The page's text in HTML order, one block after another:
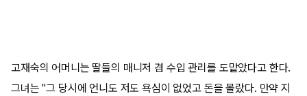
고재숙의 어머니는 딸들의 매니저 겸 수입 관리를 도맡았다고 한다.
그녀는 "그 당시에 언니도 저도 욕심이 없었고 돈을 몰랐다. 만약 지